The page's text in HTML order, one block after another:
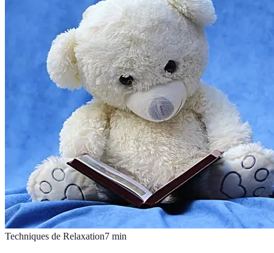
Techniques de Relaxation7 min